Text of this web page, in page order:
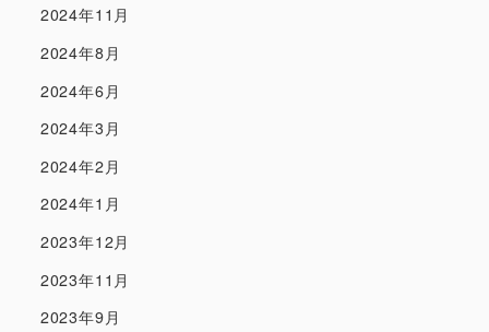
2024年11月
2024年8月
2024年6月
2024年3月
2024年2月
2024年1月
2023年12月
2023年11月
2023年9月